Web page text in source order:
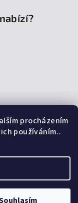
procházením
používáním..